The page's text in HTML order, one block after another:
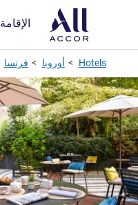
الإقامة
Hotels أوروبا فرنسا